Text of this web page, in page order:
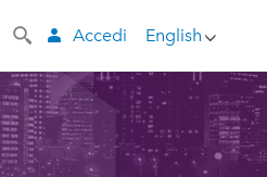
English
Accedi